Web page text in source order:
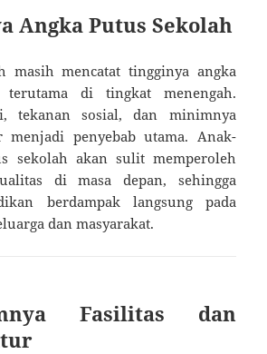
Angka Putus Sekolah
masih mencatat tingginya angka
terutama di tingkat menengah.
tekanan sosial, dan minimnya
menjadi penyebab utama. Anak-
sekolah akan sulit memperoleh
di masa depan, sehingga
berdampak langsung pada
dan masyarakat.
Fasilitas dan